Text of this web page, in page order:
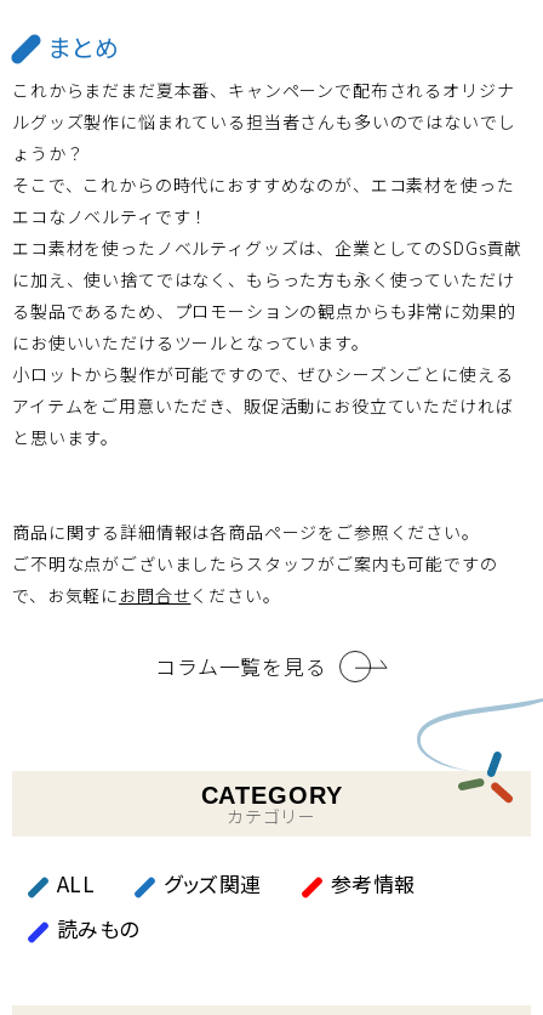
まとめ
これからまだまだ夏本番、キャンペーンで配布されるオリジナ
ルグッズ製作に悩まれている担当者さんも多いのではないでし
ょうか？
そこで、これからの時代におすすめなのが、エコ素材を使った
エコなノベルティです！
エコ素材を使ったノベルティグッズは、企業としてのSDGs貢献
に加え、使い捨てではなく、もらった方も永く使っていただけ
る製品であるため、プロモーションの観点からも非常に効果的
にお使いいただけるツールとなっています。
小ロットから製作が可能ですので、ぜひシーズンごとに使える
アイテムをご用意いただき、販促活動にお役立ていただければ
と思います。
商品に関する詳細情報は各商品ページをご参照ください。
ご不明な点がございましたらスタッフがご案内も可能ですの
で、お気軽に お問合せ ください。
コラム一覧を見る
CATEGORY
カテゴリー
ALL グッズ関連
参考情報
読みもの